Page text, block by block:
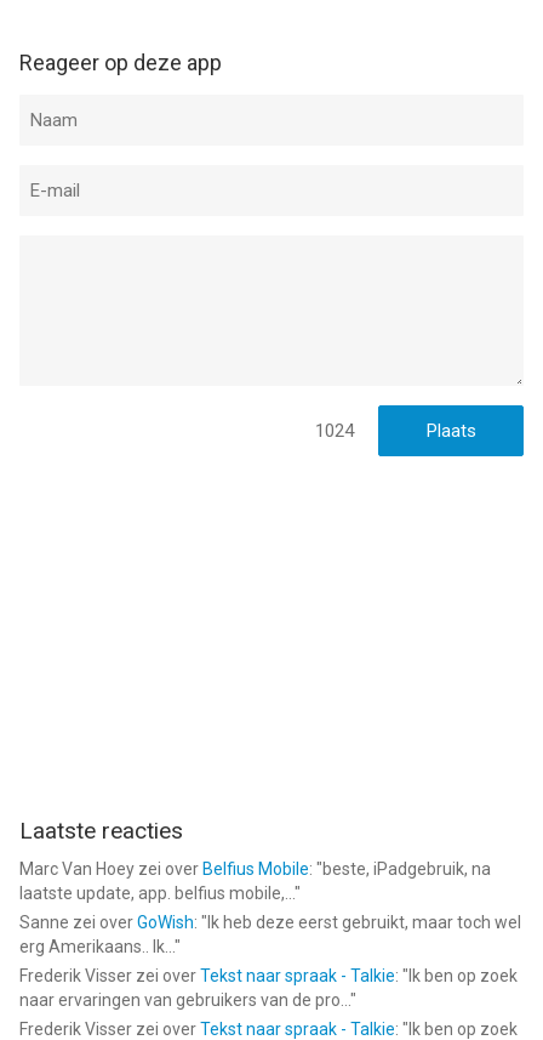
Reageer op deze app
1024
Laatste reacties
Marc Van Hoey zei over Belfius Mobile: "beste, iPadgebruik, na
laatste update, app. belfius mobile,... "
Sanne zei overGoWish: " Ik heb deze eerst gebruikt, maar toch wel
erg Amerikaans.. Ik... "
Frederik Visser zei overTekst naar spraak - Talkie: " Ik ben op zoek
naar ervaringen van gebruikers van de pro... "
Frederik Visser zei overTekst naar spraak - Talkie: " Ik ben op zoek